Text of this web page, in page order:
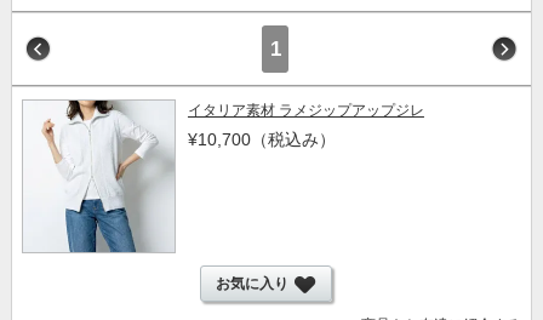
1
イタリア素材 ラメジップアップジレ
¥10,700（税込み）
お気に入り